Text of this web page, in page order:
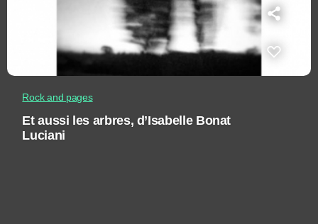
Rock and pages
Et aussi les arbres, d’Isabelle Bonat
Luciani